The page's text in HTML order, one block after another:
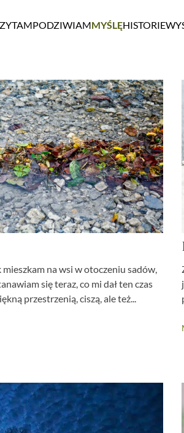
PODZIWIAMMYŚLĘHISTORIE
mieszkam na wsi w otoczeniu sadów,
się teraz, co mi dał ten czas
przestrzenią, ciszą, ale też...